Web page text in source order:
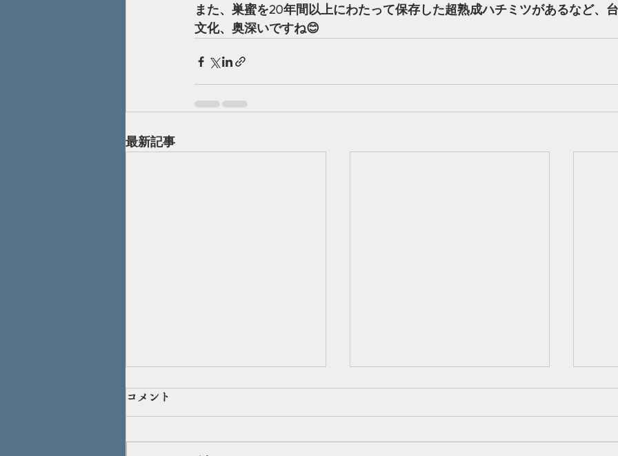
また、巣蜜を20年間以上にわたって保存した超熟成ハチミツがあるなど、
文化、奥深いですね😊
最新記事
蜂蜜の使い方（応用編）
め！でも、蜂蜜買っても使い方が
コメント